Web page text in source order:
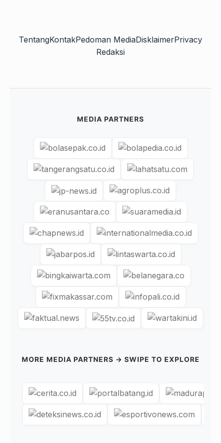
TentangKontakPedoman MediaDisklaimerPrivacy
Redaksi
MEDIA PARTNERS
MORE MEDIA PARTNERS → SWIPE TO EXPLORE